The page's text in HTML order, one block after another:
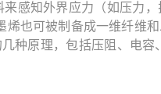
感知外界应力（如压力
烯也可被制备成一维纤维
种原理，包括压阻、电容